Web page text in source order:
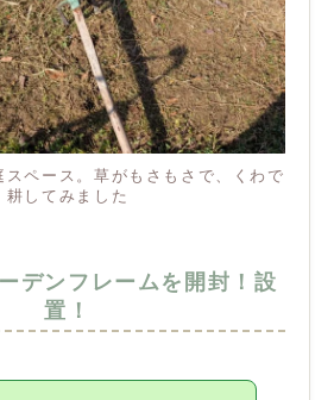
スペース。草がもさもさで、くわで
耕してみました
デンフレームを開封！設
置！